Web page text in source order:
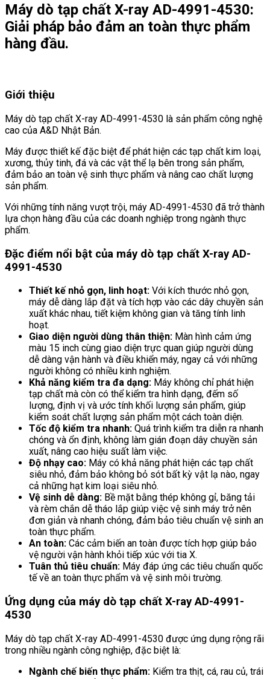
Máy dò tạp chất X-ray AD-4991-4530:
Giải pháp bảo đảm an toàn thực phẩm
hàng đầu.
Giới thiệu
Máy dò tạp chất X-ray AD-4991-4530 là sản phẩm công nghệ
cao của A&D Nhật Bản.
Máy được thiết kế đặc biệt để phát hiện các tạp chất kim loại,
xương, thủy tinh, đá và các vật thể lạ bên trong sản phẩm,
đảm bảo an toàn vệ sinh thực phẩm và nâng cao chất lượng
sản phẩm.
Với những tính năng vượt trội, máy AD-4991-4530 đã trở thành
lựa chọn hàng đầu của các doanh nghiệp trong ngành thực
phẩm.
Đặc điểm nổi bật của máy dò tạp chất X-ray AD-
4991-4530
Thiết kế nhỏ gọn, linh hoạt: Với kích thước nhỏ gọn,
máy dễ dàng lắp đặt và tích hợp vào các dây chuyền sản
xuất khác nhau, tiết kiệm không gian và tăng tính linh
hoạt.
Giao diện người dùng thân thiện: Màn hình cảm ứng
màu 15 inch cùng giao diện trực quan giúp người dùng
dễ dàng vận hành và điều khiển máy, ngay cả với những
người không có nhiều kinh nghiệm.
Khả năng kiểm tra đa dạng: Máy không chỉ phát hiện
tạp chất mà còn có thể kiểm tra hình dạng, đếm số
lượng, định vị và ước tính khối lượng sản phẩm, giúp
kiểm soát chất lượng sản phẩm một cách toàn diện.
Tốc độ kiểm tra nhanh: Quá trình kiểm tra diễn ra nhanh
chóng và ổn định, không làm gián đoạn dây chuyền sản
xuất, nâng cao hiệu suất làm việc.
Độ nhạy cao: Máy có khả năng phát hiện các tạp chất
siêu nhỏ, đảm bảo không bỏ sót bất kỳ vật lạ nào, ngay
cả những hạt kim loại siêu nhỏ.
Vệ sinh dễ dàng: Bề mặt bằng thép không gỉ, băng tải
và rèm chắn dễ tháo lắp giúp việc vệ sinh máy trở nên
đơn giản và nhanh chóng, đảm bảo tiêu chuẩn vệ sinh an
toàn thực phẩm.
An toàn: Các cảm biến an toàn được tích hợp giúp bảo
vệ người vận hành khỏi tiếp xúc với tia X.
Tuân thủ tiêu chuẩn: Máy đáp ứng các tiêu chuẩn quốc
tế về an toàn thực phẩm và vệ sinh môi trường.
Ứng dụng của máy dò tạp chất X-ray AD-4991-
4530
Máy dò tạp chất X-ray AD-4991-4530 được ứng dụng rộng rãi
trong nhiều ngành công nghiệp, đặc biệt là:
Ngành chế biến thực phẩm: Kiểm tra thịt, cá, rau củ, trái